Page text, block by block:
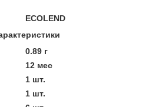
ECOLEND
0.89 г
12 мес
1 шт.
1 шт.